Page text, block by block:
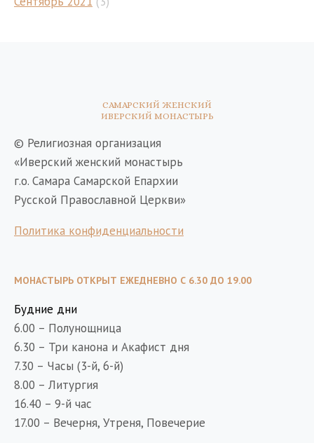
САМАРСКИЙ ЖЕНСКИЙ
ИВЕРСКИЙ МОНАСТЫРЬ
© Религиозная организация
«Иверский женский монастырь
г.о. Самара Самарской Епархии
Русской Православной Церкви»
Политика конфиденциальности
МОНАСТЫРЬ ОТКРЫТ ЕЖЕДНЕВНО С 6.30 ДО 19.00
Будние дни
6.00 – Полунощница
6.30 – Три канона и Акафист дня
7.30 – Часы (3-й, 6-й)
8.00 – Литургия
16.40 – 9-й час
17.00 – Вечерня, Утреня, Повечерие